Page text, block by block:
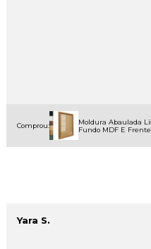
Comprou:
Moldura Abaulada
Fundo MDF E
Yara S.